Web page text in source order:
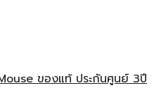
ของแท้ ประกันศูนย์ 3ปี